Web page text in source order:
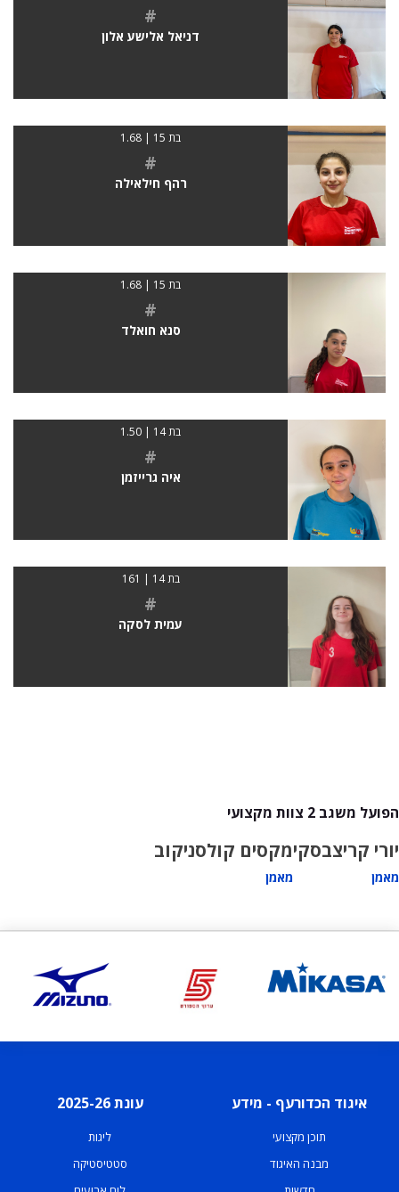
#
דניאל אלישע אלון
בת 15 | 1.68
#
רהף חילאילה
בת 15 | 1.68
#
סנא חואלד
בת 14 | 1.50
#
איה גרייזמן
בת 14 | 161
#
עמית לסקה
הפועל משגב 2 צוות מקצועי
יורי קריצבסקי
מאמן
מקסים קולסניקוב
מאמן
איגוד הכדורעף - מידע
תוכן מקצועי
מבנה האיגוד
עונת 2025-26
ליגות
סטטיסטיקה